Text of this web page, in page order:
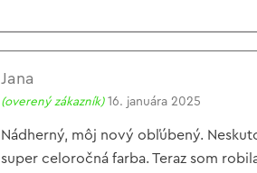
Jana
(overený zákazník) 16. januára 2025
Nádherný, môj nový obľúbený.
super celoročná farba. Teraz som